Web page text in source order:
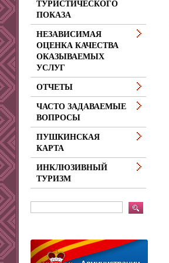
ТУРИСТИЧЕСКОГО
ПОКАЗА
НЕЗАВИСИМАЯ
ОЦЕНКА КАЧЕСТВА
ОКАЗЫВАЕМЫХ
УСЛУГ
ОТЧЕТЫ
ЧАСТО ЗАДАВАЕМЫЕ
ВОПРОСЫ
ПУШКИНСКАЯ
КАРТА
ИНКЛЮЗИВНЫЙ
ТУРИЗМ